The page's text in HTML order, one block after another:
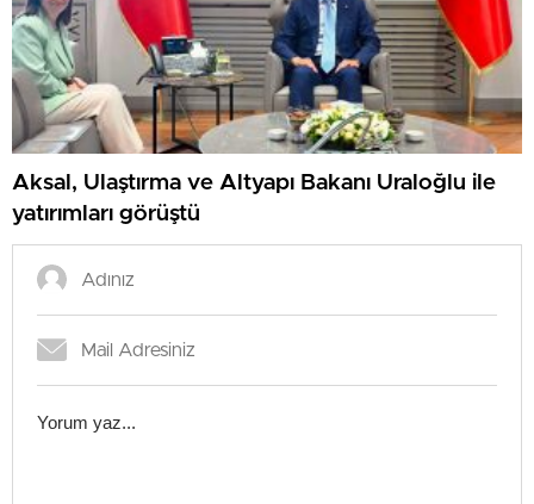
Aksal, Ulaştırma ve Altyapı Bakanı Uraloğlu ile
yatırımları görüştü